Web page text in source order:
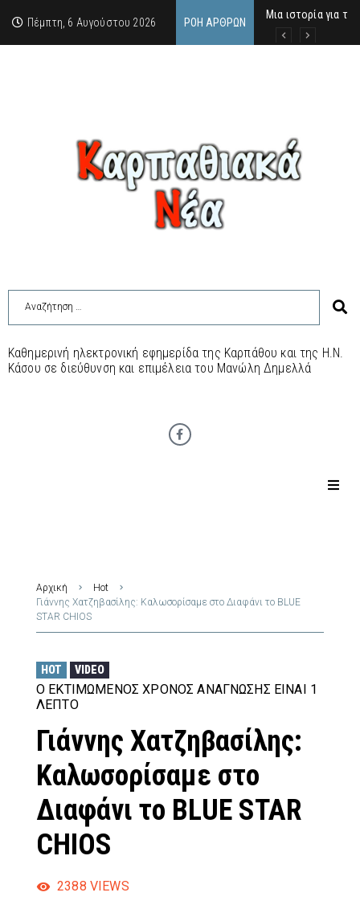
Πέμπτη, 6 Αυγούστου 2026 ΡΟΉ ΆΡΘΡΩΝ
Μια ιστορία για
Δρ. Εμμανουέλλα
Χάιδω-Ειρήνη
Καθημερινή ηλεκτρονική εφημερίδα της Καρπάθου και της Η.Ν.
Κάσου σε διεύθυνση και επιμέλεια του Μανώλη Δημελλά
Αρχική
Hot
Γιάννης Χατζηβασίλης: Καλωσορίσαμε στο Διαφάνι το BLUE
STAR CHIOS
HOT VIDEO
Ο ΕΚΤΙΜΏΜΕΝΟΣ ΧΡΌΝΟΣ ΑΝΆΓΝΩΣΗΣ ΕΊΝΑΙ 1
ΛΕΠΤΌ
Γιάννης Χατζηβασίλης:
Καλωσορίσαμε στο
Διαφάνι το BLUE STAR
CHIOS
2388 VIEWS